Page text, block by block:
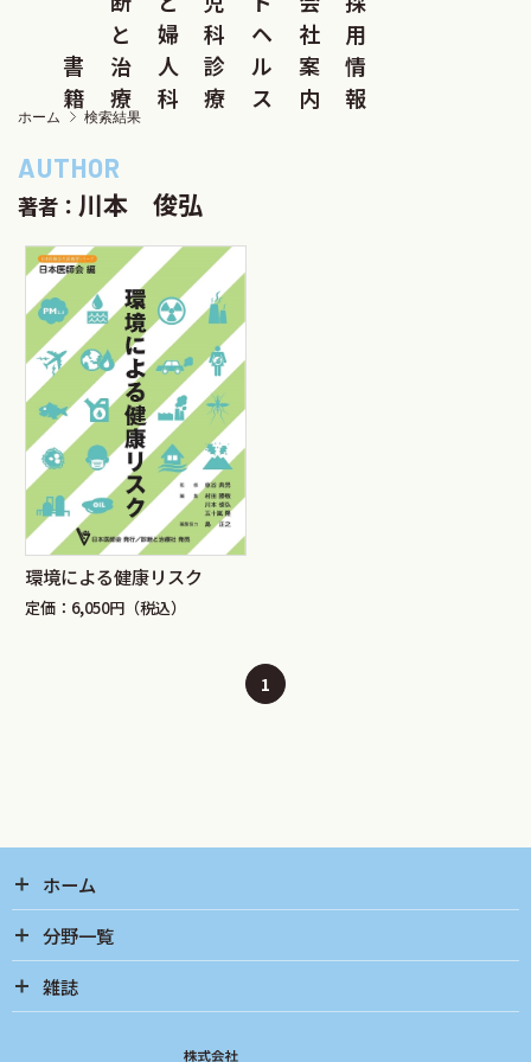
書
籍
と
治
療
婦
人
科
科
診
療
ヘ
ル
ス
社
案
内
用
情
報
ホーム 検索結果
著者： 川本 俊弘
環境による健康リスク
定価：6,050円（税込）
1
ホーム
分野一覧
雑誌